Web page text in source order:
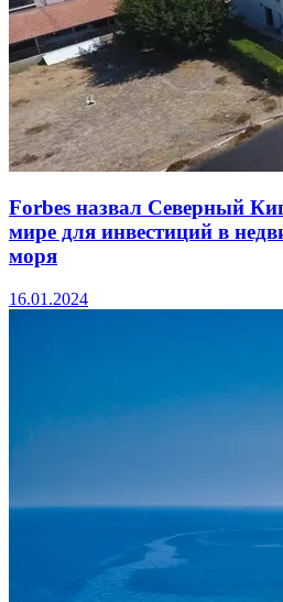
Forbes назвал Северный
мире для инвестиций в
моря
16.01.2024